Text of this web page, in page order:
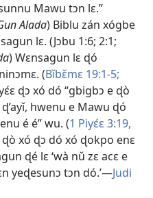
Mawu tɔn lɛ.”
Alada) Biblu zán xógbe
lɛ. (Jɔbu 1:6; 2:1;
) Wɛnsagun lɛ ɖó
(Bǐbɛ̌mɛ 19:1-5;
ɖɔ xó dó “gbigbɔ e ɖò
hwenu e Mawu ɖó
é é” wu. (1 Piyɛ́ɛ 3:19,
xó ɖɔ dó xó ɖokpo enɛ
ɖé lɛ ‘wà nǔ zɛ acɛ e
yeɖesunɔ tɔn dó.’—Judi